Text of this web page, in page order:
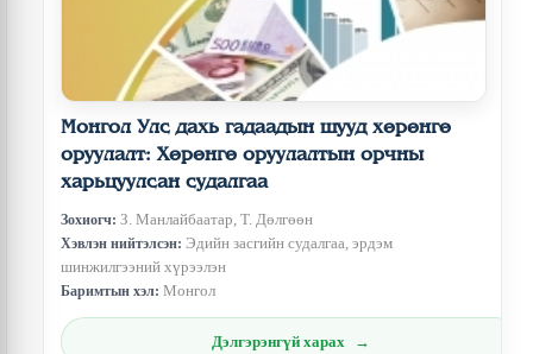
Монгол Улс дахь гадаадын шууд хөрөнгө
оруулалт: Хөрөнгө оруулалтын орчны
харьцуулсан судалгаа
Зохиогч: З. Манлайбаатар, Т. Дөлгөөн
Хэвлэн нийтэлсэн: Эдийн засгийн судалгаа, эрдэм
шинжилгээний хүрээлэн
Баримтын хэл: Монгол
Дэлгэрэнгүй харах